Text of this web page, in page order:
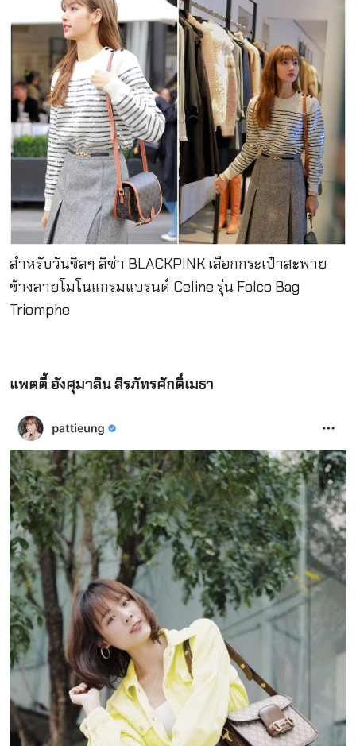
สำหรับวันชิลๆ ลิซ่า BLACKPINK เลือกกระเป๋าสะพาย
ข้างลายโมโนแกรมแบรนด์ Celine รุ่น Folco Bag
Triomphe
แพตตี้ อังศุมาลิน สิรภัทรศักดิ์เมธา